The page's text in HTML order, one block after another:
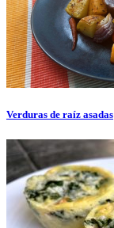
Verduras de raíz asadas